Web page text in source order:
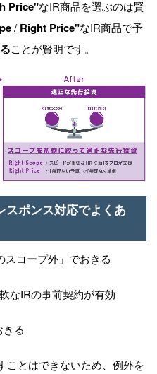
Price"なIR商品を選ぶのは賢
/Right Price"なIR商品で予
ことが賢明です。
スポンス対応でよくあ
スコープ外」でおきる
なIRの事前契約が有効
る
ことはできないため、例外を